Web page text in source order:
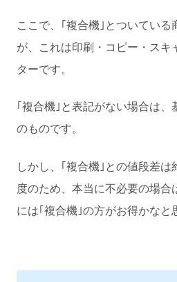
ここで、｢複合機｣とついている
が、これは印刷・コピー・スキ
ターです。
｢複合機｣と表記がない場合は、
のものです。
しかし、｢複合機｣との値段差
度のため、本当に不必要の場合
には｢複合機｣の方がお得かなと